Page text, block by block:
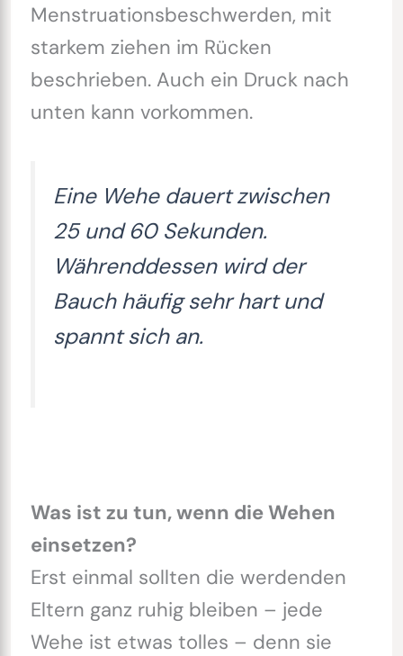
Menstruationsbeschwerden, mit
starkem ziehen im Rücken
beschrieben. Auch ein Druck nach
unten kann vorkommen.
Eine Wehe dauert zwischen
25 und 60 Sekunden.
Währenddessen wird der
Bauch häufig sehr hart und
spannt sich an.
Was ist zu tun, wenn die Wehen
einsetzen?
Erst einmal sollten die werdenden
Eltern ganz ruhig bleiben – jede
Wehe ist etwas tolles – denn sie